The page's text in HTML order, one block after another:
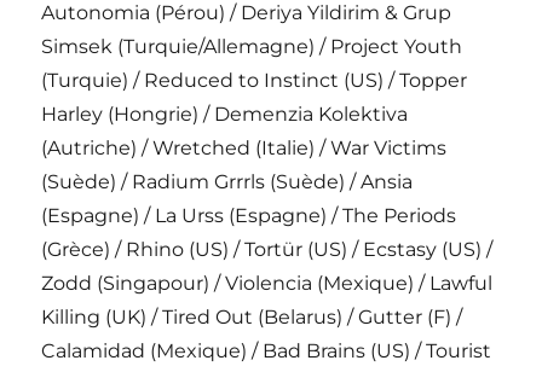
Autonomia (Pérou) / Deriya Yildirim & Grup
Simsek (Turquie/Allemagne) / Project Youth
(Turquie) / Reduced to Instinct (US) / Topper
Harley (Hongrie) / Demenzia Kolektiva
(Autriche) / Wretched (Italie) / War Victims
(Suède) / Radium Grrrls (Suède) / Ansia
(Espagne) / La Urss (Espagne) / The Periods
(Grèce) / Rhino (US) / Tortür (US) / Ecstasy (US) /
Zodd (Singapour) / Violencia (Mexique) / Lawful
Killing (UK) / Tired Out (Belarus) / Gutter (F) /
Calamidad (Mexique) / Bad Brains (US) / Tourist